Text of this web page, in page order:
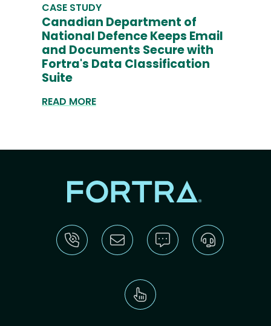
CASE STUDY
Canadian Department of
National Defence Keeps Email
and Documents Secure with
Fortra's Data Classification
Suite
READ MORE